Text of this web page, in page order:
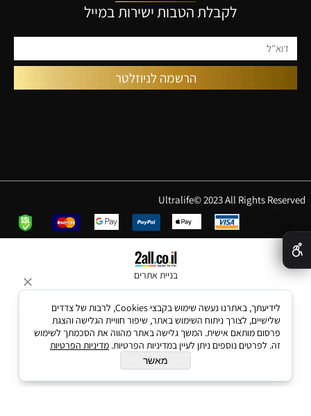
לקבלת הטבות ישירות במייל
Ultralife© 2023 All Rights Reserved
בניית אתרים
לידיעתך, באתרנו נעשה שימוש בקבצי Cookies, לרבות של צדדים
שלישיים, לצורך ניתוח השימוש באתר, שיפור חוויית הגלישה והצגת
פרסום מותאם אישית. המשך גלישה באתר מהווה את הסכמתך לשימוש
זה. לפרטים נוספים ניתן לעיין במדיניות הפרטיות. מדיניות הפרטיות
מאשר